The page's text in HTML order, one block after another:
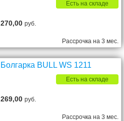
Есть на складе
270,00руб.
Рассрочка на 3 мес.
Болгарка BULL WS 1211
Есть на складе
269,00руб.
Рассрочка на 3 мес.